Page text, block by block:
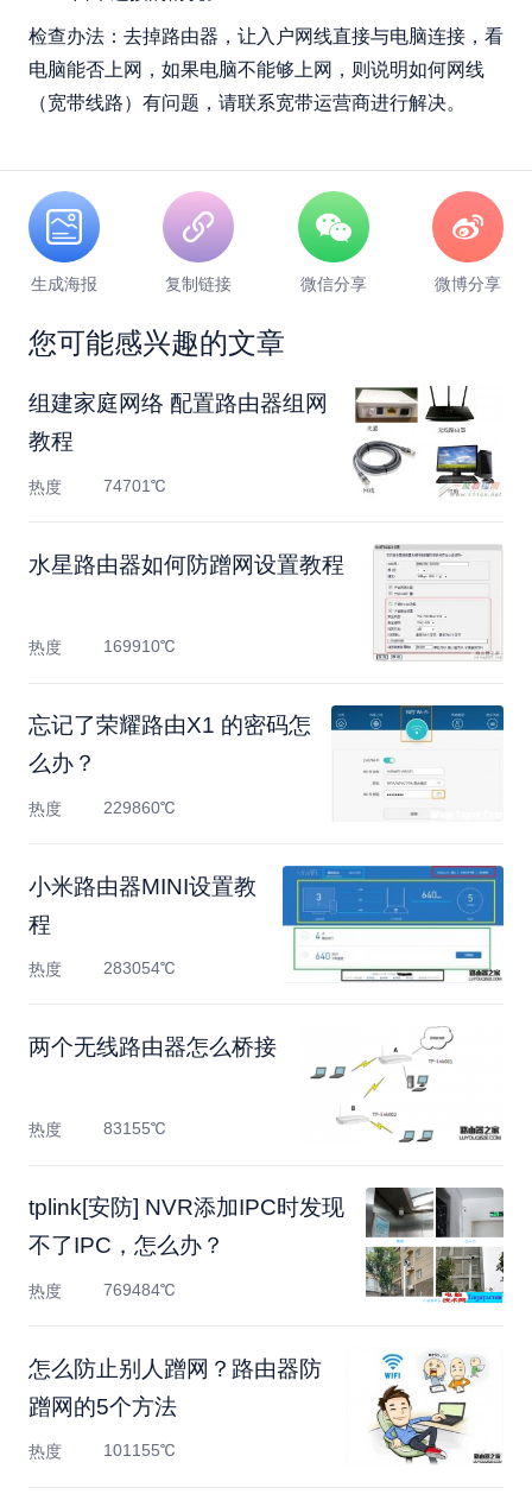
检查办法：去掉路由器，让入户网线直接与电脑连接，看
电脑能否上网，如果电脑不能够上网，则说明如何网线
（宽带线路）有问题，请联系宽带运营商进行解决。
生成海报 复制链接 微信分享 微博分享
您可能感兴趣的文章
组建家庭网络 配置路由器组网
教程
热度 74701℃
水星路由器如何防蹭网设置教程
热度 169910℃
忘记了荣耀路由X1 的密码怎
么办？
热度 229860℃
小米路由器MINI设置教
程
热度 283054℃
两个无线路由器怎么桥接
热度 83155℃
tplink[安防] NVR添加IPC时发现
不了IPC，怎么办？
热度 769484℃
怎么防止别人蹭网？路由器防
蹭网的5个方法
热度 101155℃